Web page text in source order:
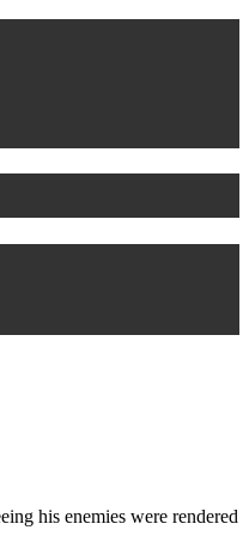
his enemies were rendered